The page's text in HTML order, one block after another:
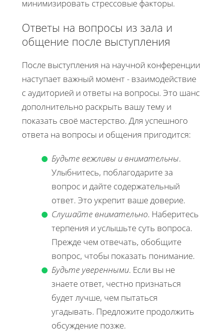
минимизировать стрессовые факторы.
Ответы на вопросы из зала и
общение после выступления
После выступления на научной конференции
наступает важный момент - взаимодействие
с аудиторией и ответы на вопросы. Это шанс
дополнительно раскрыть вашу тему и
показать своё мастерство. Для успешного
ответа на вопросы и общения пригодится:
Будьте вежливы и внимательны.
Улыбнитесь, поблагодарите за
вопрос и дайте содержательный
ответ. Это укрепит ваше доверие.
Слушайте внимательно. Наберитесь
терпения и услышьте суть вопроса.
Прежде чем отвечать, обобщите
вопрос, чтобы показать понимание.
Будьте уверенными. Если вы не
знаете ответ, честно признаться
будет лучше, чем пытаться
угадывать. Предложите продолжить
обсуждение позже.